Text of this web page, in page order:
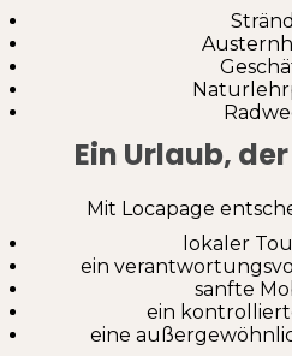
Ein Urlaub,
Mit Locapage
lokaler
ein
sanfte
ein
eine